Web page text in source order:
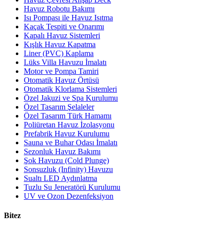
Havuz Robotu Bakımı
Isı Pompası ile Havuz Isıtma
Kaçak Tespiti ve Onarımı
Kapalı Havuz Sistemleri
Kışlık Havuz Kapatma
Liner (PVC) Kaplama
Lüks Villa Havuzu İmalatı
Motor ve Pompa Tamiri
Otomatik Havuz Örtüsü
Otomatik Klorlama Sistemleri
Özel Jakuzi ve Spa Kurulumu
Özel Tasarım Şelaleler
Özel Tasarım Türk Hamamı
Poliüretan Havuz İzolasyonu
Prefabrik Havuz Kurulumu
Sauna ve Buhar Odası İmalatı
Sezonluk Havuz Bakımı
Şok Havuzu (Cold Plunge)
Sonsuzluk (Infinity) Havuzu
Sualtı LED Aydınlatma
Tuzlu Su Jeneratörü Kurulumu
UV ve Ozon Dezenfeksiyon
Bitez